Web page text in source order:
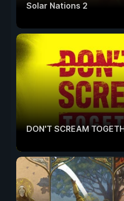
Solar Nations 2
DON'T SCREAM